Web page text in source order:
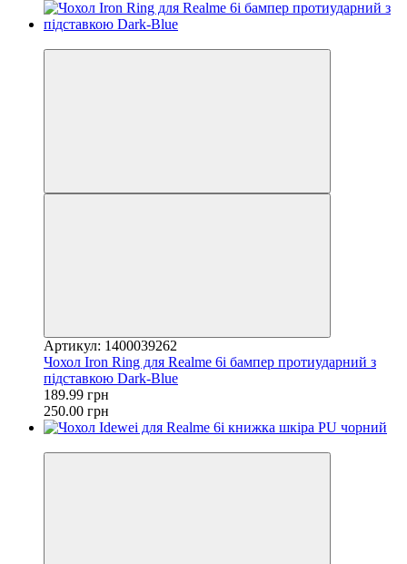
Артикул: 1400039262
Чохол Iron Ring для Realme 6i бампер протиударний з
підставкою Dark-Blue
189.99 грн
250.00 грн